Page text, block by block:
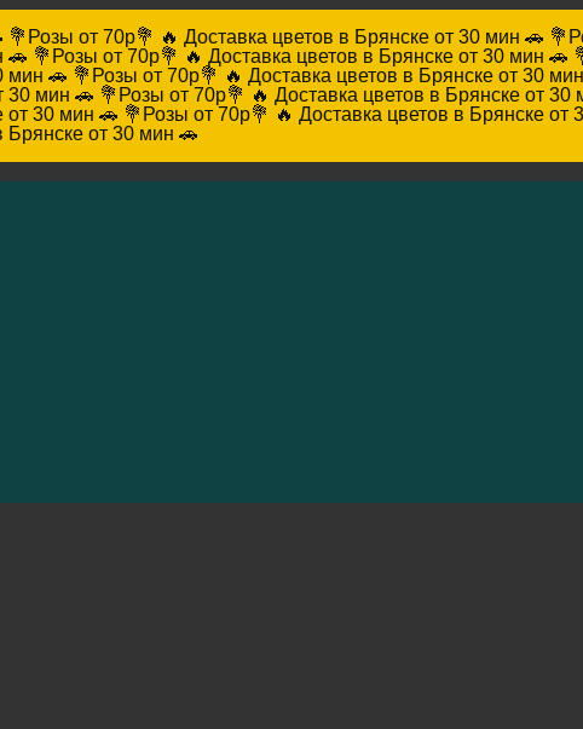
💐Розы от 70р💐 🔥 Доставка цветов в Брянске от 30 мин 🚗
🚗 💐Розы от 70р💐 🔥 Доставка цветов в Брянске от 30 мин 🚗
мин 🚗 💐Розы от 70р💐 🔥 Доставка цветов в Брянске от 30
30 мин 🚗 💐Розы от 70р💐 🔥 Доставка цветов в Брянске от 30
от 30 мин 🚗 💐Розы от 70р💐 🔥 Доставка цветов в Брянске от
Брянске от 30 мин 🚗